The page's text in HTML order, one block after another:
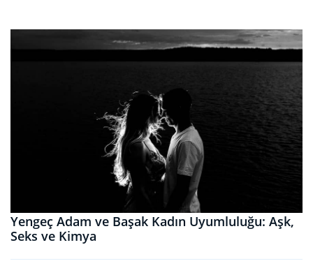
Yengeç Adam ve Başak Kadın Uyumluluğu: Aşk,
Seks ve Kimya